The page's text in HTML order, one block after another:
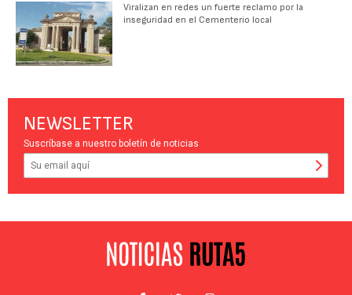
Viralizan en redes un fuerte reclamo por la
inseguridad en el Cementerio local
NEWSLETTER
Suscríbase a nuestro boletín de noticias